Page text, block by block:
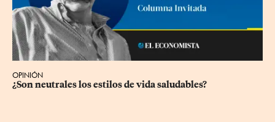
OPINIÓN
¿Son neutrales los estilos de vida saludables?